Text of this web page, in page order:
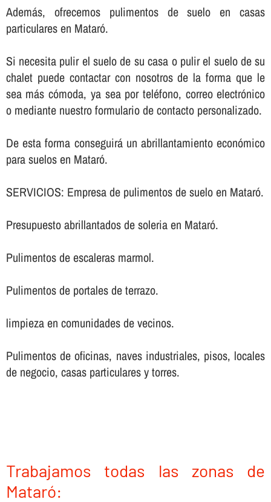
Además, ofrecemos pulimentos de suelo en casas
particulares en Mataró.
Si necesita pulir el suelo de su casa o pulir el suelo de su
chalet puede contactar con nosotros de la forma que le
sea más cómoda, ya sea por teléfono, correo electrónico
o mediante nuestro formulario de contacto personalizado.
De esta forma conseguirá un abrillantamiento económico
para suelos en Mataró.
SERVICIOS: Empresa de pulimentos de suelo en Mataró.
Presupuesto abrillantados de soleria en Mataró.
Pulimentos de escaleras marmol.
Pulimentos de portales de terrazo.
limpieza en comunidades de vecinos.
Pulimentos de oficinas, naves industriales, pisos, locales
de negocio, casas particulares y torres.
Trabajamos todas las zonas de
Mataró: